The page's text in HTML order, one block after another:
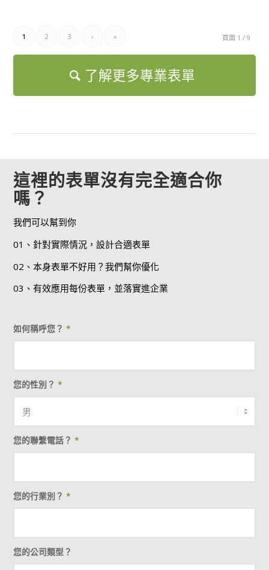
頁面 1 / 9
1 2 3 › »
了解更多專業表單
這裡的表單沒有完全適合你
嗎？
我們可以幫到你
01、針對實際情況，設計合適表單
02、本身表單不好用？我們幫你優化
03、有效應用每份表單，並落實進企業
如何稱呼您？*
您的性別？*
您的聯繫電話？*
您的行業別？*
您的公司類型？